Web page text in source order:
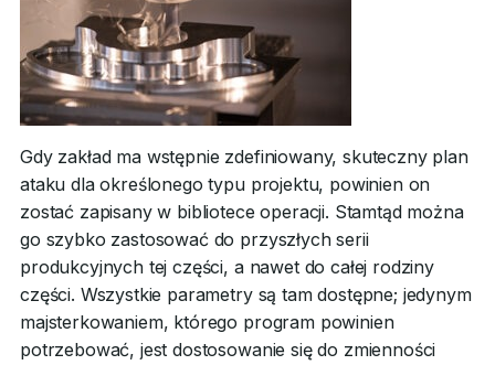
Gdy zakład ma wstępnie zdefiniowany, skuteczny plan
ataku dla określonego typu projektu, powinien on
zostać zapisany w bibliotece operacji. Stamtąd można
go szybko zastosować do przyszłych serii
produkcyjnych tej części, a nawet do całej rodziny
części. Wszystkie parametry są tam dostępne; jedynym
majsterkowaniem, którego program powinien
potrzebować, jest dostosowanie się do zmienności